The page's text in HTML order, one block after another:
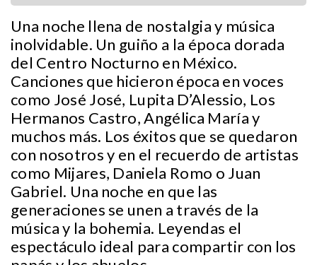
Una noche llena de nostalgia y música
inolvidable. Un guiño a la época dorada
del Centro Nocturno en México.
Canciones que hicieron época en voces
como José José, Lupita D’Alessio, Los
Hermanos Castro, Angélica María y
muchos más. Los éxitos que se quedaron
con nosotros y en el recuerdo de artistas
como Mijares, Daniela Romo o Juan
Gabriel. Una noche en que las
generaciones se unen a través de la
música y la bohemia. Leyendas el
espectáculo ideal para compartir con los